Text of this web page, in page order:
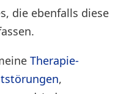
die ebenfalls diese
Therapie-
,